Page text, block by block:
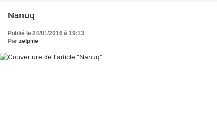
Nanuq
Publié le 24/01/2016 à 19:13
Par zelphie